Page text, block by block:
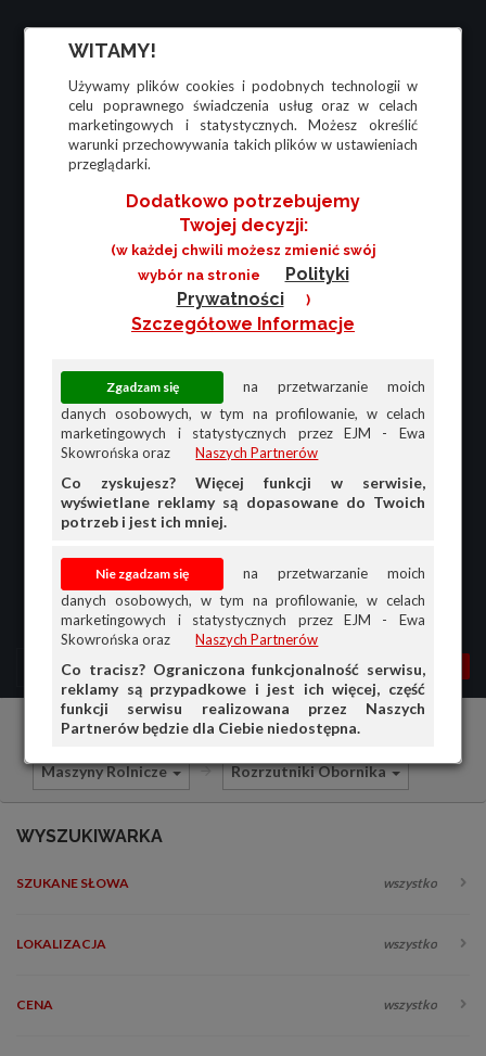
WITAMY!
Używamy plików cookies i podobnych technologii w
celu poprawnego świadczenia usług oraz w celach
marketingowych i statystycznych. Możesz określić
warunki przechowywania takich plików w ustawieniach
przeglądarki.
Dodatkowo potrzebujemy
Twojej decyzji:
(w każdej chwili możesz zmienić swój
wybór na stronie
Polityki
Prywatności
)
Szczegółowe Informacje
na przetwarzanie moich
danych osobowych, w tym na profilowanie, w celach
marketingowych i statystycznych przez EJM - Ewa
Skowrońska oraz
Naszych Partnerów
Co zyskujesz? Więcej funkcji w serwisie,
wyświetlane reklamy są dopasowane do Twoich
potrzeb i jest ich mniej.
na przetwarzanie moich
danych osobowych, w tym na profilowanie, w celach
marketingowych i statystycznych przez EJM - Ewa
Skowrońska oraz
Naszych Partnerów
Co tracisz? Ograniczona funkcjonalność serwisu,
reklamy są przypadkowe i jest ich więcej, część
funkcji serwisu realizowana przez Naszych
Partnerów będzie dla Ciebie niedostępna.
MENU MOJA AG
PRZEGLĄD
OFERTA DLA FIRM
Części do maszyn rolniczych Sprzedam
Maszyny Rolnicze Rozrzutniki Obornika
WYSZUKIWARKA
SZUKANE SŁOWA wszystko
LOKALIZACJA wszystko
CENA wszystko